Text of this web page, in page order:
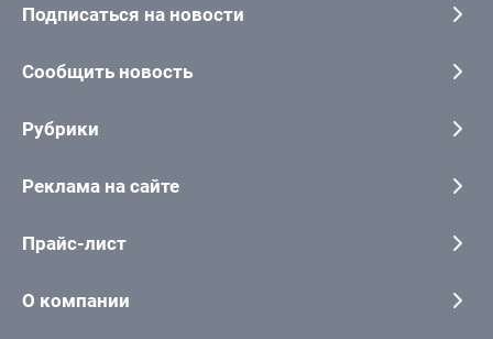
Подписаться на новости
Сообщить новость
Рубрики
Реклама на сайте
Прайс-лист
О компании